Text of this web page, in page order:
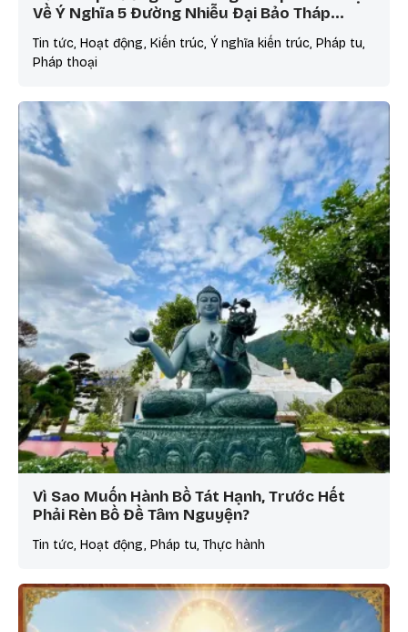
Về Ý Nghĩa 5 Đường Nhiễu Đại Bảo Tháp…
Tin tức, Hoạt động, Kiến trúc, Ý nghĩa kiến trúc, Pháp tu,
Pháp thoại
Vì Sao Muốn Hành Bồ Tát Hạnh, Trước Hết
Phải Rèn Bồ Đề Tâm Nguyện?
Tin tức, Hoạt động, Pháp tu, Thực hành